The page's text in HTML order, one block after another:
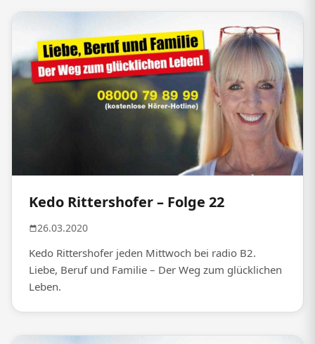
Kedo Rittershofer – Folge 22
26.03.2020
Kedo Rittershofer jeden Mittwoch bei radio B2.
Liebe, Beruf und Familie – Der Weg zum glücklichen
Leben.